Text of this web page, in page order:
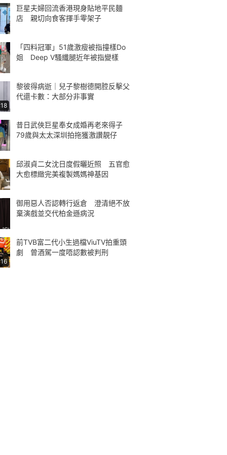
巨星夫婦回流香港現身貼地平民麵
店 親切向食客揮手零架子
「四料冠軍」51歲激瘦被指撞樣Do
姐 Deep V騷纖腿近年被指變樣
黎彼得病逝｜兒子黎樹德開腔反擊父
代還卡數：大部分非事實
昔日武俠巨星奉女成婚再老來得子
79歲與太太深圳拍拖獲激讚靚仔
邱淑貞二女沈日度假曬近照 五官愈
大愈標緻完美複製媽媽神基因
御用惡人否認轉行返倉 澄清絕不放
棄演戲並交代柏金遜病況
前TVB富二代小生過檔ViuTV拍重頭
劇 曾酒駕一度唔認數被判刑